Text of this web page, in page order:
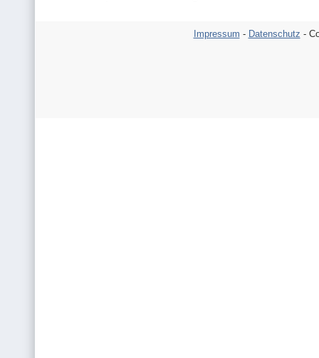
Impressum - Datenschutz -